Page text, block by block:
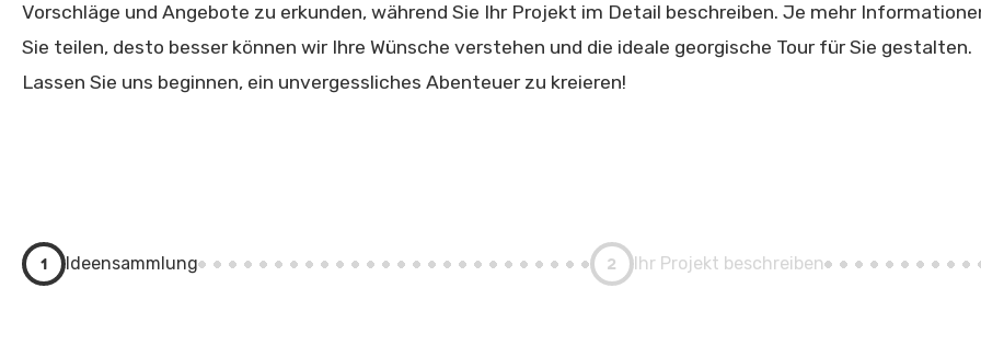
Vorschläge und Angebote zu erkunden, während Sie Ihr Projekt im Detail beschreiben. Je mehr
Sie teilen, desto besser können wir Ihre Wünsche verstehen und die ideale georgische Tour für Sie gestalten.
Lassen Sie uns beginnen, ein unvergessliches Abenteuer zu kreieren!
1 Ideensammlung 2 Ihr Projekt beschreiben